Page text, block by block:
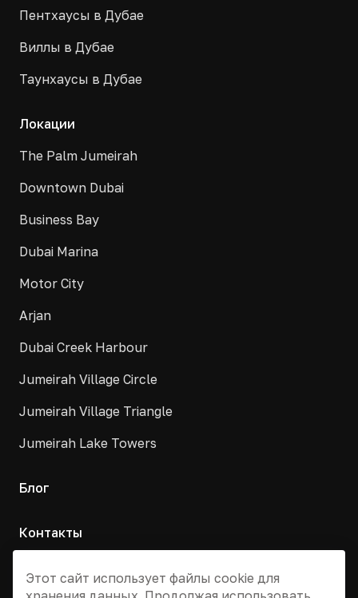
Пентхаусы в Дубае
Виллы в Дубае
Таунхаусы в Дубае
Локации
The Palm Jumeirah
Downtown Dubai
Business Bay
Dubai Marina
Motor City
Arjan
Dubai Creek Harbour
Jumeirah Village Circle
Jumeirah Village Triangle
Jumeirah Lake Towers
Блог
Контакты
Этот сайт использует файлы cookie для